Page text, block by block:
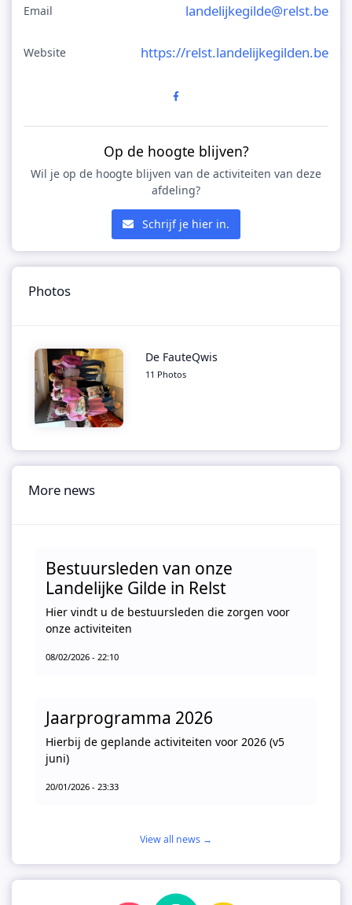
Email landelijkegilde@relst.be
Website https://relst.landelijkegilden.be
Op de hoogte blijven?
Wil je op de hoogte blijven van de activiteiten van deze
afdeling?
Schrijf je hier in.
Photos
De FauteQwis
11 Photos
More news
Bestuursleden van onze
Landelijke Gilde in Relst
Hier vindt u de bestuursleden die zorgen voor
onze activiteiten
08/02/2026 - 22:10
Jaarprogramma 2026
Hierbij de geplande activiteiten voor 2026 (v5
juni)
20/01/2026 - 23:33
View all news →